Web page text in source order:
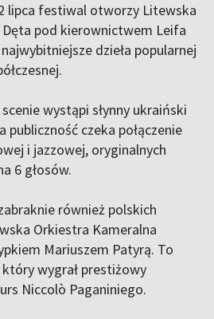
lipca festiwal otworzy Litewska
pod kierownictwem Leifa
dzieła popularnej
wystąpi słynny ukraiński
publiczność czeka połączenie
i jazzowej, oryginalnych
6 głosów.
również polskich
Orkiestra Kameralna
Mariuszem Patyrą. To
wygrał prestiżowy
Niccolò Paganiniego.